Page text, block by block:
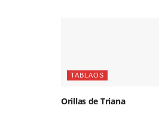
TABLAOS
Orillas de Triana